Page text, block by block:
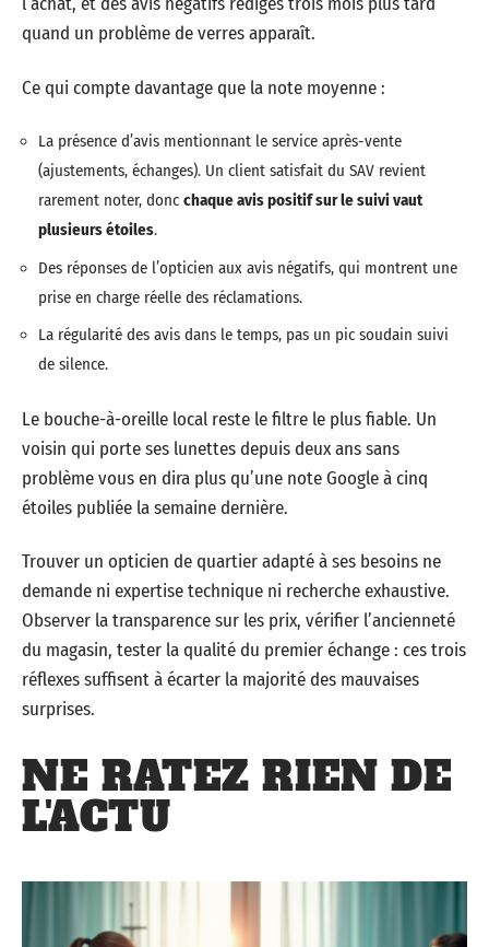
quand un problème de verres apparaît.
Ce qui compte davantage que la note moyenne :
La présence d’avis mentionnant le service après-vente
(ajustements, échanges). Un client satisfait du SAV revient
rarement noter, donc chaque avis positif sur le suivi vaut
plusieurs étoiles.
Des réponses de l’opticien aux avis négatifs, qui montrent une
prise en charge réelle des réclamations.
La régularité des avis dans le temps, pas un pic soudain suivi
de silence.
Le bouche-à-oreille local reste le filtre le plus fiable. Un
voisin qui porte ses lunettes depuis deux ans sans
problème vous en dira plus qu’une note Google à cinq
étoiles publiée la semaine dernière.
Trouver un opticien de quartier adapté à ses besoins ne
demande ni expertise technique ni recherche exhaustive.
Observer la transparence sur les prix, vérifier l’ancienneté
du magasin, tester la qualité du premier échange : ces trois
réflexes suffisent à écarter la majorité des mauvaises
surprises.
NE RATEZ RIEN DE
L'ACTU